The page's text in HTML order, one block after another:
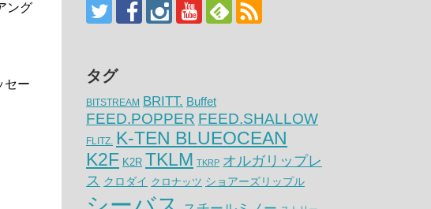
ング
セー タグ
BITSTREAM BRITT. Buffet
FEED.POPPER FEED.SHALLOW
FLITZ. K-TEN BLUEOCEAN
K2F K2R TKLM TKRP オルガリップレ
ス クロダイ クロナッツ ショアーズリップル